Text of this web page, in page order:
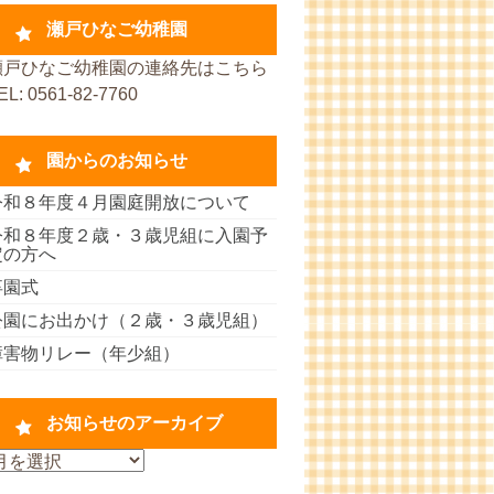
瀬戸ひなご幼稚園
戸ひなご幼稚園の連絡先はこちら
0561-82-7760
園からのお知らせ
和８年度４月園庭開放について
和８年度２歳・３歳児組に入園予
の方へ
園式
にお出かけ（２歳・３歳児組）
物リレー（年少組）
お知らせのアーカイブ